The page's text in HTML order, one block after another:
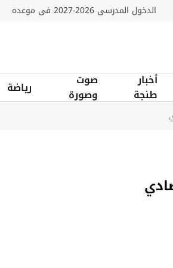
تعاونية نسائية تثمن النباتات الطبية
أخبار
طنجة
صوت
وصورة
رياضة